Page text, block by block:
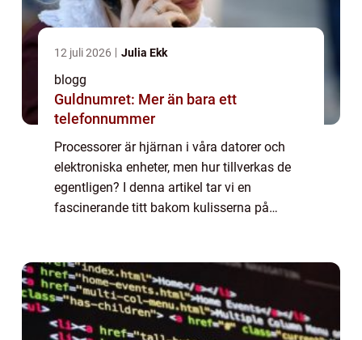
12 juli 2026 Julia Ekk
blogg
Guldnumret: Mer än bara ett
telefonnummer
Processorer är hjärnan i våra datorer och
elektroniska enheter, men hur tillverkas de
egentligen? I denna artikel tar vi en
fascinerande titt bakom kulisserna på